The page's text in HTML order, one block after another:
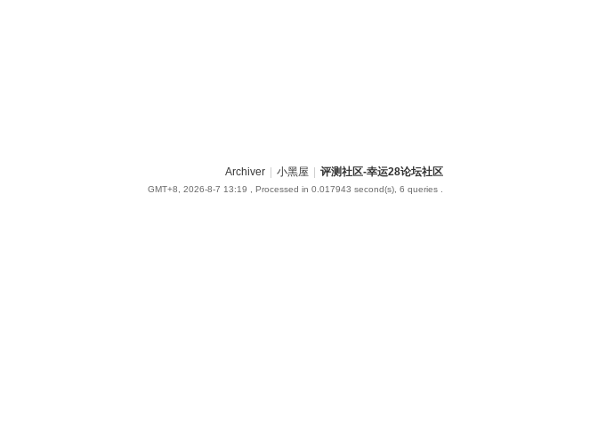
Archiver 小黑屋 评测社区-幸运28论坛社区
GMT+8, 2026-8-7 13:19 , Processed in 0.017943 second(s), 6 queries .